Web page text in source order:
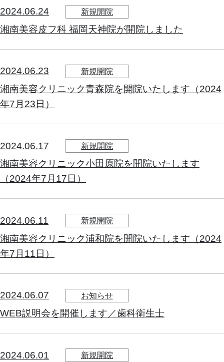
2024.06.24 新規開院
湘南美容皮フ科 福岡天神院が開院しました
2024.06.23 新規開院
湘南美容クリニック青森院を開院いたします（2024
年7月23日）
2024.06.17 新規開院
湘南美容クリニック小田原院を開院いたします
（2024年7月17日）
2024.06.11 新規開院
湘南美容クリニック浦和院を開院いたします（2024
年7月11日）
2024.06.07 お知らせ
WEB説明会を開催します／歯科衛生士
2024.06.01 新規開院